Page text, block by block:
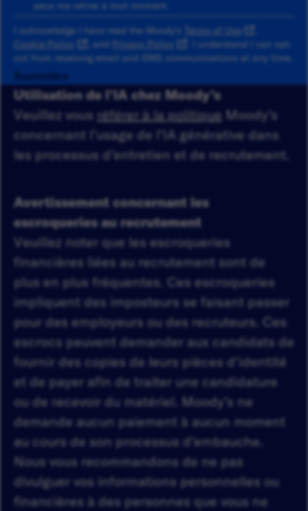
peux me retirer à tout moment.
I acknowledge I have read the Moody's
Terms of Use
Cookie Policy
, and Privacy Policy
. I understand I can opt-
out from receiving email and SMS communications at any time.
Soumettre
Utilisation de l’IA chez Moody’s
Veuillez vous référer à la politique Moody’s
concernant l’usage de l’IA générative dans
les processus d’entretien et de recrutement.
Avertissement concernant les
escroqueries au recrutement
Veuillez noter que les escroqueries
financières liées au recrutement sont de
plus en plus fréquentes. Ces escroqueries
impliquent des imposteurs se faisant passer
pour des employeurs ou des recruteurs. Ces
escrocs peuvent demander aux candidats de
fournir des copies de leurs pièces d'identité
et de payer afin de traiter une candidature
ou de recevoir du matériel. Moody’s ne
demande aucun paiement à aucun moment
au cours de son processus d’embauche.
Nous vous recommandons de ne pas
divulguer vos informations personnelles ou
financières à des personnes que vous ne